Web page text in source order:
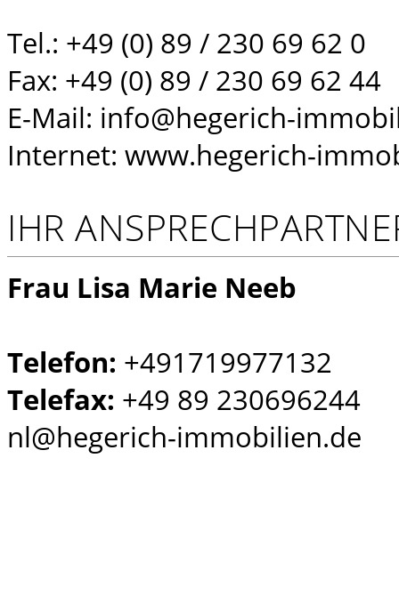
Tel.: +49 (0) 89 / 230 69 62 0
Fax: +49 (0) 89 / 230 69 62 44
E-Mail: info@hegerich-
Internet: www.hegerich-
IHR
Frau Lisa Marie Neeb
Telefon: +491719977132
Telefax: +49 89 230696244
nl@hegerich-immobilien.de